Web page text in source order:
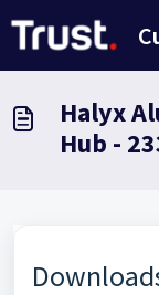
Halyx
Hub -